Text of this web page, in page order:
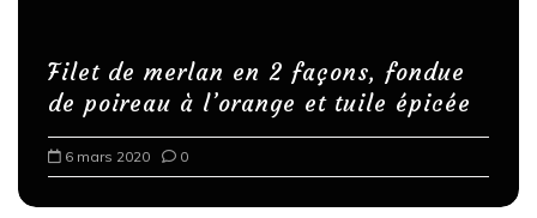
Filet de merlan en 2 façons, fondue
de poireau à l’orange et tuile épicée
6 mars 2020 0